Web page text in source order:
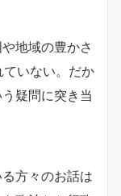
地域の豊かさ
いない。だか
疑問に突き当
方々のお話は